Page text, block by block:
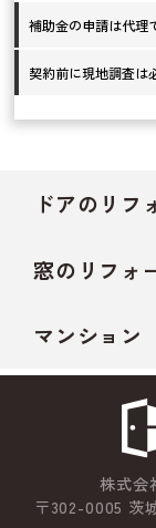
補助金の申請は代理
契約前に現地調査は
ドアのリフ
窓のリフォ
マンション
株式会
〒302-0005 茨